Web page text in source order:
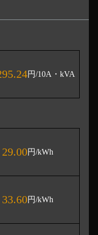
円/10A・kVA
29.00円/kWh
33.60円/kWh